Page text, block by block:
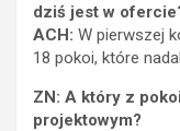
dziś jest w
ACH: W pierwszej
18 pokoi, które
ZN: A który z
projektowym?